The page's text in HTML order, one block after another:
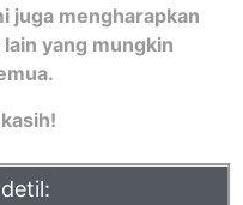
juga mengharapkan
yang mungkin